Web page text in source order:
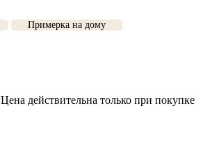
Примерка на дому
Цена действительна только при покупке